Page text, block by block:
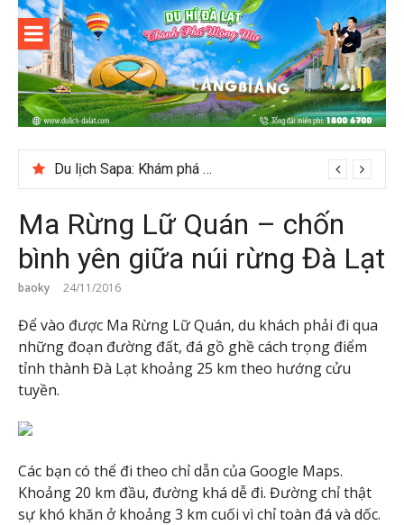
Skip
content
Du lịch Đà
Lạt
Du lịch Sapa: Khám phá bản Ý Linh Hồ độc đáo giữa Tây Bắc
Ma Rừng Lữ Quán – chốn
bình yên giữa núi rừng Đà Lạt
baoky 24/11/2016
Để vào được Ma Rừng Lữ Quán, du khách phải đi qua
những đoạn đường đất, đá gồ ghề cách trọng điểm
tỉnh thành Đà Lạt khoảng 25 km theo hướng cửu
tuyền.
Các bạn có thể đi theo chỉ dẫn của Google Maps.
Khoảng 20 km đầu, đường khá dễ đi. Đường chỉ thật
sự khó khăn ở khoảng 3 km cuối vì chỉ toàn đá và dốc.